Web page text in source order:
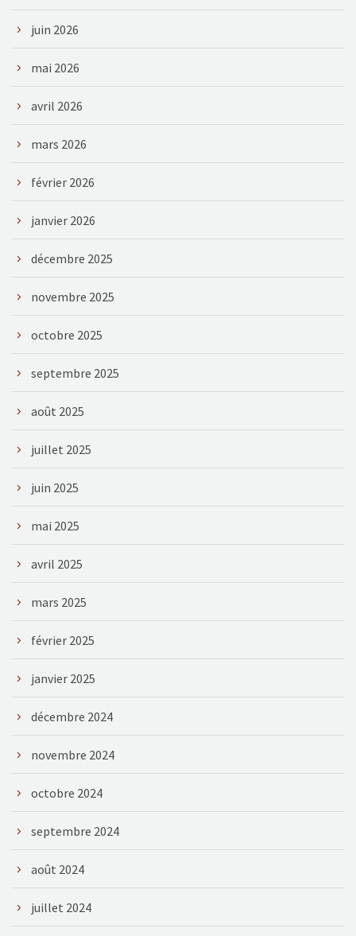
juin 2026
mai 2026
avril 2026
mars 2026
février 2026
janvier 2026
décembre 2025
novembre 2025
octobre 2025
septembre 2025
août 2025
juillet 2025
juin 2025
mai 2025
avril 2025
mars 2025
février 2025
janvier 2025
décembre 2024
novembre 2024
octobre 2024
septembre 2024
août 2024
juillet 2024